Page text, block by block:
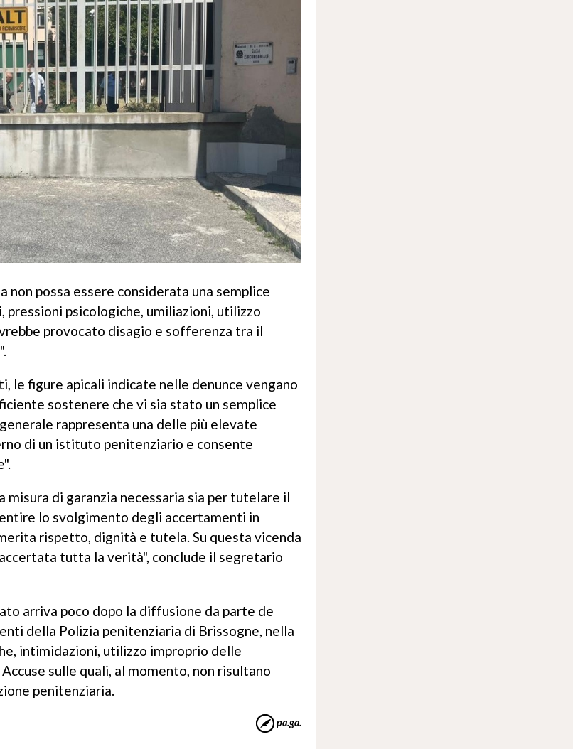
possa essere considerata una semplice
psicologiche, umiliazioni, utilizzo
provocato disagio e sofferenza tra il
le figure apicali indicate nelle denunce vengano
sostenere che vi sia stato un semplice
rappresenta una delle più elevate
di un istituto penitenziario e consente
di garanzia necessaria sia per tutelare il
lo svolgimento degli accertamenti in
rispetto, dignità e tutela. Su questa vicenda
tutta la verità", conclude il segretario
arriva poco dopo la diffusione da parte de
della Polizia penitenziaria di Brissogne, nella
intimidazioni, utilizzo improprio delle
sulle quali, al momento, non risultano
penitenziaria.
pa.ga.